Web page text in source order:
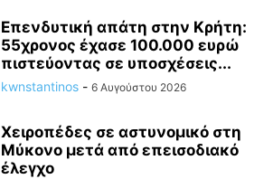
Επενδυτική απάτη στην Κρήτη:
55χρονος έχασε 100.000 ευρώ
πιστεύοντας σε υποσχέσεις...
kwnstantinos - 6 Αυγούστου 2026
Χειροπέδες σε αστυνομικό στη
Μύκονο μετά από επεισοδιακό
έλεγχο